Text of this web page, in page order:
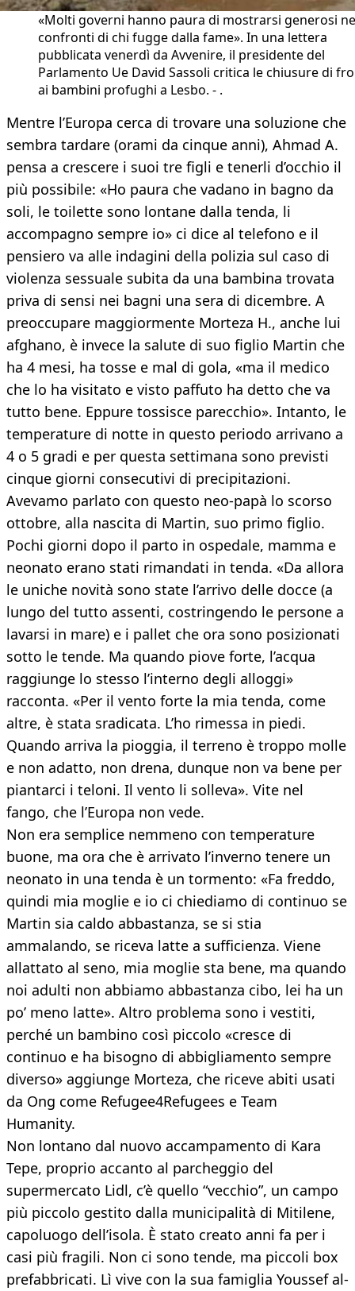
«Molti governi hanno paura di mostrarsi generosi
confronti di chi fugge dalla fame». In una lettera
pubblicata venerdì da Avvenire, il presidente del
Parlamento Ue David Sassoli critica le chiusure di
ai bambini profughi a Lesbo. - .
Mentre l’Europa cerca di trovare una soluzione che
sembra tardare (orami da cinque anni), Ahmad A.
pensa a crescere i suoi tre figli e tenerli d’occhio il
più possibile: «Ho paura che vadano in bagno da
soli, le toilette sono lontane dalla tenda, li
accompagno sempre io» ci dice al telefono e il
pensiero va alle indagini della polizia sul caso di
violenza sessuale subita da una bambina trovata
priva di sensi nei bagni una sera di dicembre. A
preoccupare maggiormente Morteza H., anche lui
afghano, è invece la salute di suo figlio Martin che
ha 4 mesi, ha tosse e mal di gola, «ma il medico
che lo ha visitato e visto paffuto ha detto che va
tutto bene. Eppure tossisce parecchio». Intanto, le
temperature di notte in questo periodo arrivano a
4 o 5 gradi e per questa settimana sono previsti
cinque giorni consecutivi di precipitazioni.
Avevamo parlato con questo neo-papà lo scorso
ottobre, alla nascita di Martin, suo primo figlio.
Pochi giorni dopo il parto in ospedale, mamma e
neonato erano stati rimandati in tenda. «Da allora
le uniche novità sono state l’arrivo delle docce (a
lungo del tutto assenti, costringendo le persone a
lavarsi in mare) e i pallet che ora sono posizionati
sotto le tende. Ma quando piove forte, l’acqua
raggiunge lo stesso l’interno degli alloggi»
racconta. «Per il vento forte la mia tenda, come
altre, è stata sradicata. L’ho rimessa in piedi.
Quando arriva la pioggia, il terreno è troppo molle
e non adatto, non drena, dunque non va bene per
piantarci i teloni. Il vento li solleva». Vite nel
fango, che l’Europa non vede.
Non era semplice nemmeno con temperature
buone, ma ora che è arrivato l’inverno tenere un
neonato in una tenda è un tormento: «Fa freddo,
quindi mia moglie e io ci chiediamo di continuo se
Martin sia caldo abbastanza, se si stia
ammalando, se riceva latte a sufficienza. Viene
allattato al seno, mia moglie sta bene, ma quando
noi adulti non abbiamo abbastanza cibo, lei ha un
po’ meno latte». Altro problema sono i vestiti,
perché un bambino così piccolo «cresce di
continuo e ha bisogno di abbigliamento sempre
diverso» aggiunge Morteza, che riceve abiti usati
da Ong come Refugee4Refugees e Team
Humanity.
Non lontano dal nuovo accampamento di Kara
Tepe, proprio accanto al parcheggio del
supermercato Lidl, c’è quello “vecchio”, un campo
più piccolo gestito dalla municipalità di Mitilene,
capoluogo dell’isola. È stato creato anni fa per i
casi più fragili. Non ci sono tende, ma piccoli box
prefabbricati. Lì vive con la sua famiglia Youssef al-